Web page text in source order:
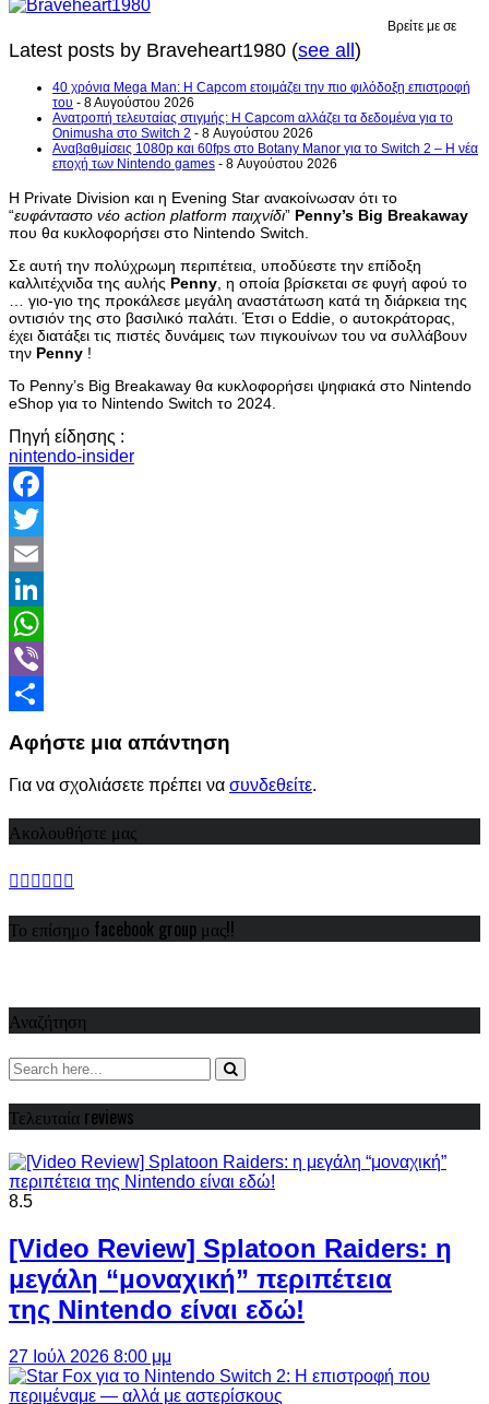
Βρείτε με σε
Latest posts by Braveheart1980 (see all)
40 χρόνια Mega Man: Η Capcom ετοιμάζει την πιο φιλόδοξη επιστροφή
του - 8 Αυγούστου 2026
Ανατροπή τελευταίας στιγμής: Η Capcom αλλάζει τα δεδομένα για το
Onimusha στο Switch 2 - 8 Αυγούστου 2026
Αναβαθμίσεις 1080p και 60fps στο Botany Manor για το Switch 2 – Η νέα
εποχή των Nintendo games - 8 Αυγούστου 2026
Η Private Division και η Evening Star ανακοίνωσαν ότι το
“ευφάνταστο νέο action platform παιχνίδι” Penny’s Big Breakaway
που θα κυκλοφορήσει στο Nintendo Switch.
Σε αυτή την πολύχρωμη περιπέτεια, υποδύεστε την επίδοξη
καλλιτέχνιδα της αυλής Penny , η οποία βρίσκεται σε φυγή αφού το
… γιο-γιο της προκάλεσε μεγάλη αναστάτωση κατά τη διάρκεια της
οντισιόν της στο βασιλικό παλάτι. Έτσι ο Eddie, ο αυτοκράτορας,
έχει διατάξει τις πιστές δυνάμεις των πιγκουίνων του να συλλάβουν
την Penny !
Το Penny’s Big Breakaway θα κυκλοφορήσει ψηφιακά στο Nintendo
eShop για το Nintendo Switch το 2024.
Πηγή είδησης :
nintendo-insider
Facebook
Twitter
Email
LinkedIn
WhatsApp
Viber
Αφήστε μια απάντηση
Για να σχολιάσετε πρέπει να συνδεθείτε.
Ακολουθήστε μας
Το επίσημο facebook group μας!!
Αναζήτηση
Τελευταία reviews
8.5
[Video Review] Splatoon Raiders: η
μεγάλη “μοναχική” περιπέτεια
της Nintendo είναι εδώ!
27 Ιούλ 2026 8:00 μμ